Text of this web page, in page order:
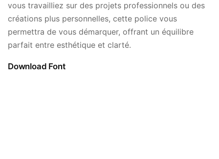
vous travailliez sur des projets professionnels ou des
créations plus personnelles, cette police vous
permettra de vous démarquer, offrant un équilibre
parfait entre esthétique et clarté.
Download Font